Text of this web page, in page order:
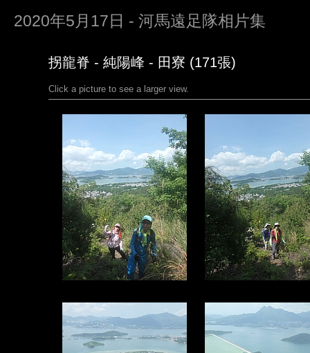
2020年5月17日 - 河馬遠足隊相片集
拐龍脊 - 純陽峰 - 田寮 (171張)
Click a picture to see a larger view.